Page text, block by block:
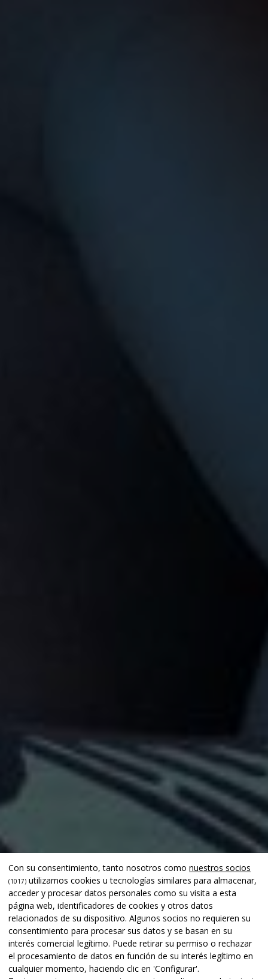
Con su consentimiento, tanto nosotros como nuestros socios
(1017) utilizamos cookies u tecnologías similares para almacenar,
acceder y procesar datos personales como su visita a esta
página web, identificadores de cookies y otros datos
relacionados de su dispositivo. Algunos socios no requieren su
consentimiento para procesar sus datos y se basan en su
interés comercial legítimo. Puede retirar su permiso o rechazar
el procesamiento de datos en función de su interés legítimo en
cualquier momento, haciendo clic en 'Configurar'.